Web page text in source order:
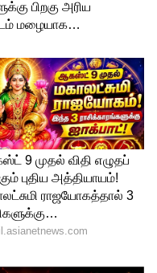
வயதிற்குள்
ஆதிக்கம் பெற்ற
வசதியான
25
தன யோகம்